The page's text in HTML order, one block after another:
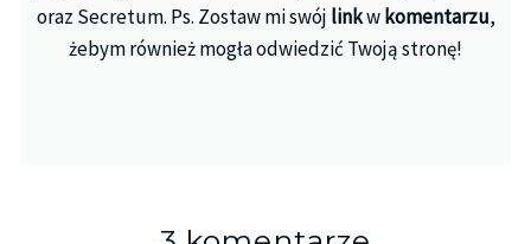
oraz Secretum. Ps. Zostaw mi swój linkwkomentarzu,
żebym również mogła odwiedzić Twoją stronę!